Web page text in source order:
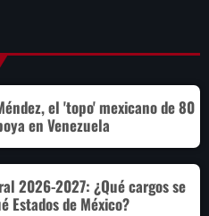
el 'topo' mexicano de 80
en Venezuela
2026-2027: ¿Qué cargos se
Estados de México?